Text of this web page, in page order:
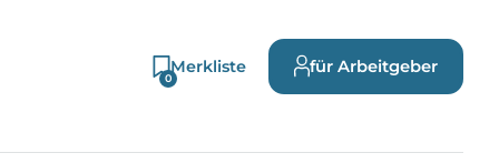
0
Merkliste für Arbeitgeber